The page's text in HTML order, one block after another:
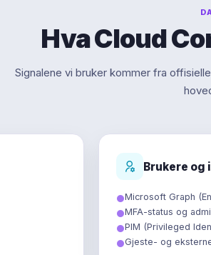
Hva Cloud
Signalene vi bruker kommer fra
Brukere
Microsoft Graph
MFA-status og
PIM (Privileged
Gjeste- og